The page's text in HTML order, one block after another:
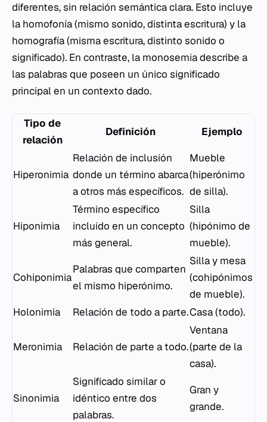
diferentes, sin relación semántica clara. Esto incluye
la homofonía (mismo sonido, distinta escritura) y la
homografía (misma escritura, distinto sonido o
significado). En contraste, la monosemia describe a
las palabras que poseen un único significado
principal en un contexto dado.
Tipo de
relación
Definición Ejemplo
Hiperonimia
Relación de inclusión
donde un término abarca
a otros más específicos.
Mueble
(hiperónimo
de silla).
Hiponimia
Término específico
incluido en un concepto
más general.
Silla
(hipónimo de
mueble).
Cohiponimia
Palabras que comparten
el mismo hiperónimo.
Silla y mesa
(cohipónimos
de mueble).
Holonimia
Relación de todo a parte.Casa (todo).
Meronimia Relación de parte a todo.
Ventana
(parte de la
casa).
Sinonimia
Significado similar o
idéntico entre dos
palabras.
Gran y
grande.